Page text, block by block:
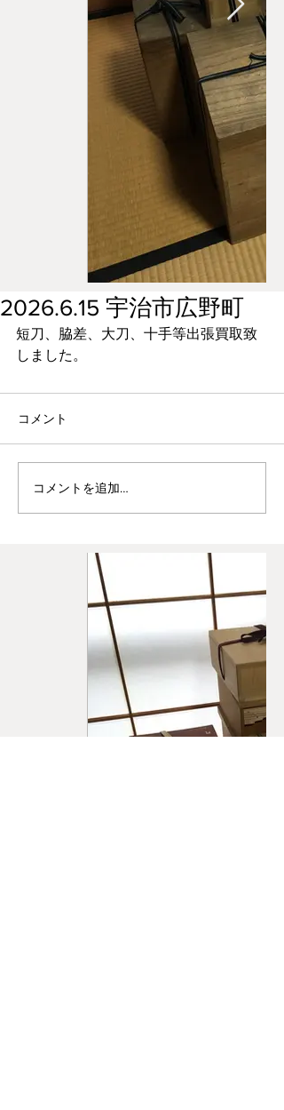
2026.6.15 宇治市広野町
短刀、脇差、大刀、十手等出張買取致
しました。
コメント
コメントを追加…